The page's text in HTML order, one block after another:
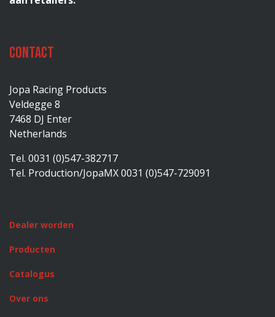
Contact
Jopa Racing Products
Veldegge 8
7468 DJ Enter
Netherlands
Tel. 0031 (0)547-382717
Tel. Production/JopaMX 0031 (0)547-729091
Dealer worden
Producten
Catalogus
Over ons